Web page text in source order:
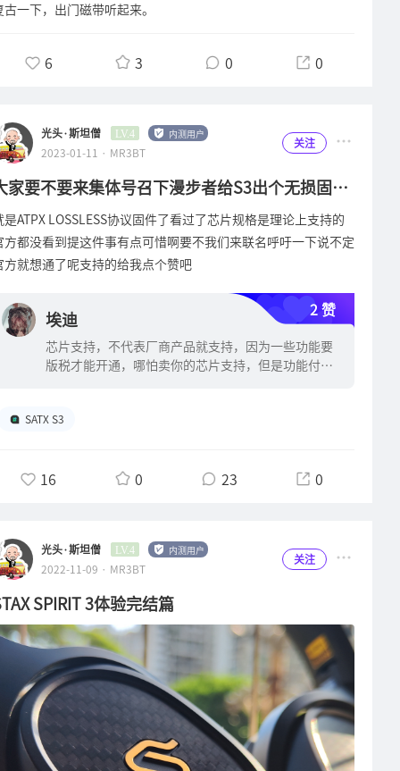
玩意儿给我也是回盒吃灰……）要知道我之前买的那对某荟Q5
是弄不懂这玩意儿用了什么特别的海绵了能卖到这个价位？还是
。大家来康康上面的耳机都是啥？猜对无奖。看着这漆面工艺，
吞了吞口水，太漂亮了！反光率非常高，质感非常好！箱体的所
接缝都隐藏的根本看不出来，只是中奖的没的挑，其实我个人更
欢红色一点的，不过黑色看习惯了也会很轻易的被这优秀的镜面
感所惊叹！你不告诉我这是漫步者的话我可能都会盲猜是欧洲货
。然后这一段开始画风就突变了，因为不是在我家拍的照片了，
前两周我好基友也入坑玩音响了，给他置办下来一套器材完顺便
把我的漫步者搬过去蹭场景拍两张照哈！这个角度看上去有没有
种隐身的感觉？墙纸的花纹映射在漆面上，不注意看还以为是镶
入墙了呢。总之A100的外观工艺真的是太有诚意了，非常对得
顶级产品的定位，一点不在工艺上吝啬和妥协！甚至夸张一点
件层面的绝杀：履带高频单元。说实话：得知中奖却还没拿到箱
某琅音箱也全面普及了履带单元，那高频的体验是极其不舒适
，刺耳，闹心，不耐听。然后收到它的时候第一时间开声情况
失真，只能说漫步者的履带单元非彼履带单元，丝滑柔顺有光
，但就是不刺激，非常nice！也不知道我是该夸技术在进步呢还
夸PhilJones老师设计功力太牛X呢？亦或者是两方面都有呢？总
就一句话：这个履带单元非常有东西，值得大家去试试！右侧主
的后面板是接口集中地，包括两组RCA（没有XLR平衡属实遗
），亲测两组的输入电平是不一样的，AUX的电平要低于PC组
，所以买了它的小伙伴们要注意匹配问题哈！如果觉得你的声卡
者解码器接上去不好听，请试试换一组可能就有惊喜了。然后
的功放电路是全链路D类的，所以这两组RCA输入的模拟信号
际上是经过ADC重采样到216KHz后再放大的。然后下面是数字
入部分，有USBB口输入和光纤接收器各一个，这俩接口连通的
古一下，出门磁带听起来。
6 3 0 0
光头·斯坦僧 LV.4 内测用户
2023-01-11 · MR3BT
关注
家要不要来集体号召下漫步者给S3出个无损固
？
是ATPX LOSSLESS协议固件了看过了芯片规格是理论上支持的
方都没看到提这件事有点可惜啊要不我们来联名呼吁一下说不定
方就想通了呢支持的给我点个赞吧
埃迪
芯片支持，不代表厂商产品就支持，因为一些功能要
版税才能开通，哪怕卖你的芯片支持，但是功能付费
2 赞
SATX S3
16 0 23 0
光头·斯坦僧 LV.4 内测用户
2022-11-09 · MR3BT
关注
SPIRIT 3体验完结篇